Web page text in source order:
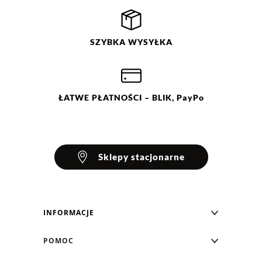
SZYBKA WYSYŁKA
ŁATWE PŁATNOŚCI – BLIK, PayPo
Sklepy stacjonarne
INFORMACJE
POMOC